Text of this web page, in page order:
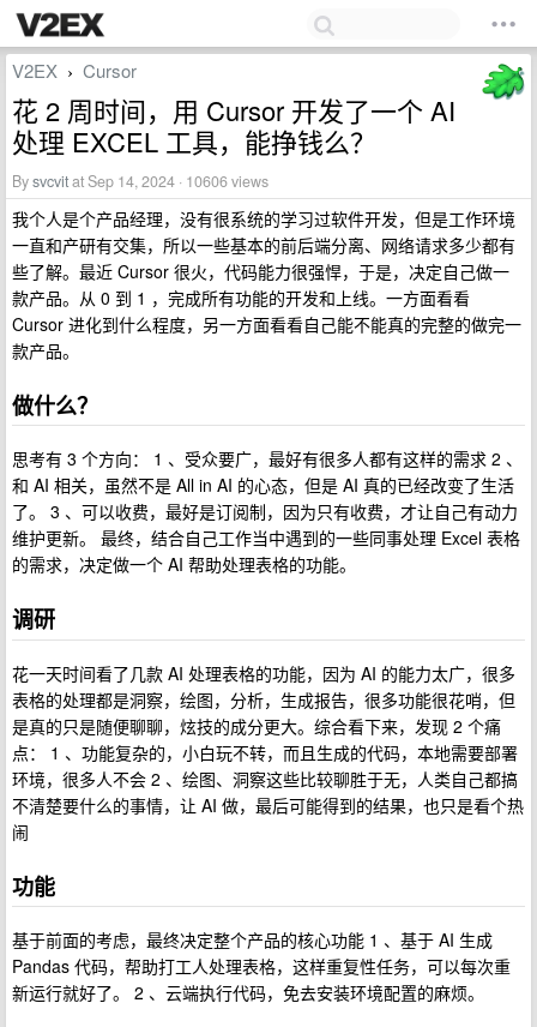
V2EX › Cursor
花 2 周时间，用 Cursor 开发了一个 AI
处理 EXCEL 工具，能挣钱么？
Bysvcvitat Sep 14, 2024 · 10606 views
我个人是个产品经理，没有很系统的学习过软件开发，但是工作环境
一直和产研有交集，所以一些基本的前后端分离、网络请求多少都有
些了解。最近 Cursor 很火，代码能力很强悍，于是，决定自己做一
款产品。从 0 到 1 ，完成所有功能的开发和上线。一方面看看
Cursor 进化到什么程度，另一方面看看自己能不能真的完整的做完一
款产品。
做什么？
思考有 3 个方向： 1 、受众要广，最好有很多人都有这样的需求 2 、
和 AI 相关，虽然不是 All in AI 的心态，但是 AI 真的已经改变了生活
了。 3 、可以收费，最好是订阅制，因为只有收费，才让自己有动力
维护更新。 最终，结合自己工作当中遇到的一些同事处理 Excel 表格
的需求，决定做一个 AI 帮助处理表格的功能。
调研
花一天时间看了几款 AI 处理表格的功能，因为 AI 的能力太广，很多
表格的处理都是洞察，绘图，分析，生成报告，很多功能很花哨，但
是真的只是随便聊聊，炫技的成分更大。综合看下来，发现 2 个痛
点： 1 、功能复杂的，小白玩不转，而且生成的代码，本地需要部署
环境，很多人不会 2 、绘图、洞察这些比较聊胜于无，人类自己都搞
不清楚要什么的事情，让 AI 做，最后可能得到的结果，也只是看个热
闹
功能
基于前面的考虑，最终决定整个产品的核心功能 1 、基于 AI 生成
Pandas 代码，帮助打工人处理表格，这样重复性任务，可以每次重
新运行就好了。 2 、云端执行代码，免去安装环境配置的麻烦。